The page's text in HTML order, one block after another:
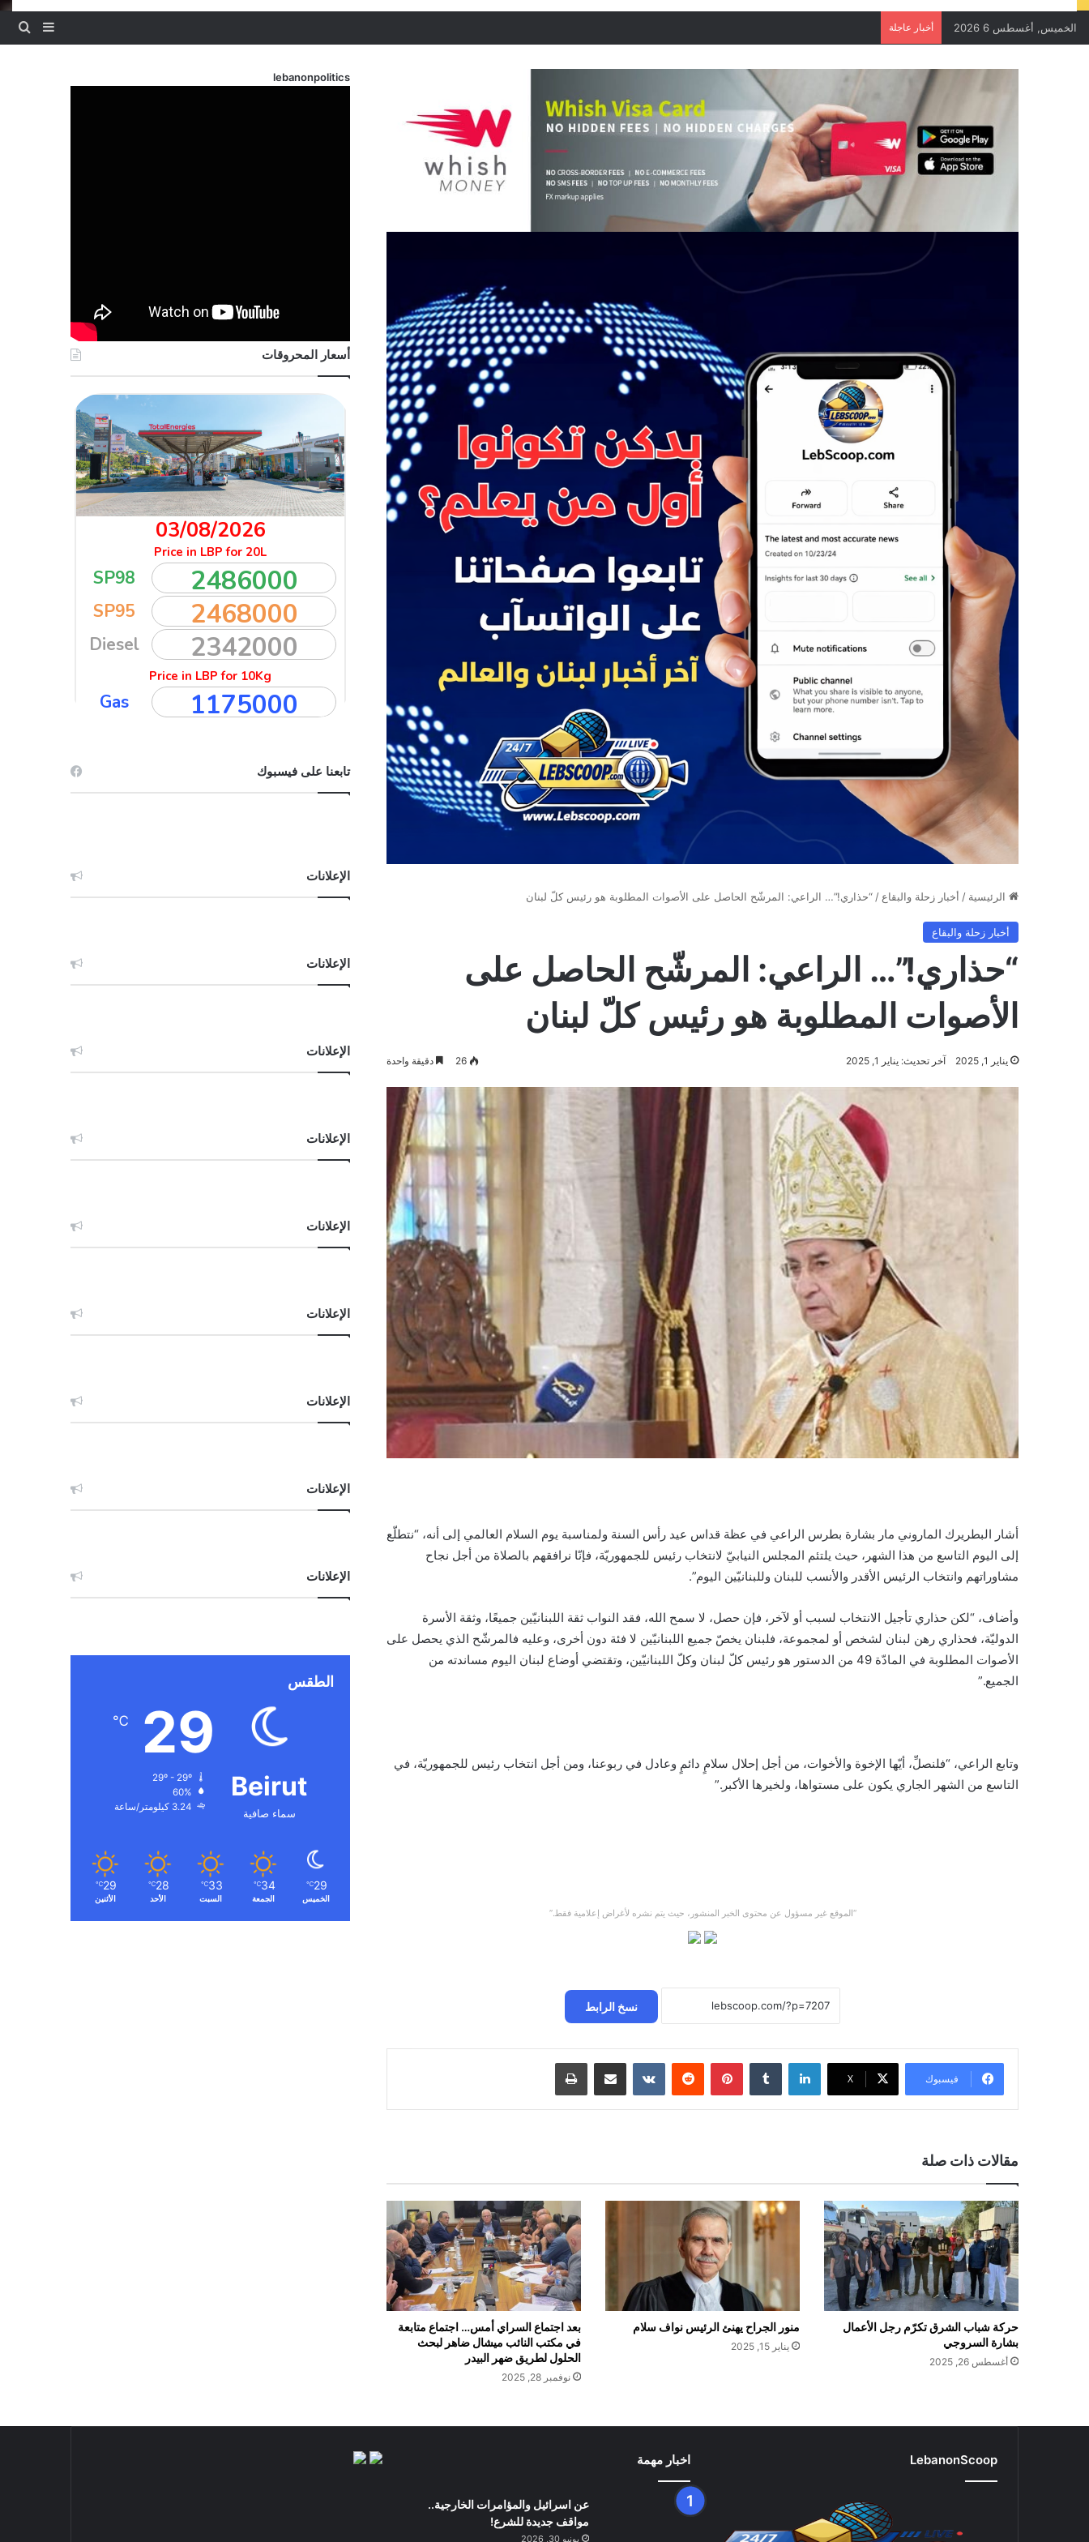
الخميس, أغسطس 6 2026 أخبار عاجلة إضافة
الرئيسية / أخبار زحلة والبقاع / “حذاري!”… الراعي: المرشّح الحاصل على الأصوات المطلوبة هو رئيس كلّ لبنان
أخبار زحلة والبقاع
“حذاري!”… الراعي: المرشّح الحاصل على
الأصوات المطلوبة هو رئيس كلّ لبنان
يناير 1, 2025 آخر تحديث: يناير 1, 2025 26 دقيقة واحدة
أشار البطريرك الماروني مار بشارة بطرس الراعي في عظة قداس عيد رأس السنة ولمناسبة يوم السلام العالمي إلى أنه، “نتطلّع
إلى اليوم التاسع من هذا الشهر، حيث يلتئم المجلس النيابيّ لانتخاب رئيس للجمهوريّة، فإنّا نرافقهم بالصلاة من أجل نجاح
مشاوراتهم وانتخاب الرئيس الأقدر والأنسب للبنان وللبنانيّين اليوم”.
وأضاف، “لكن حذاري تأجيل الانتخاب لسبب أو لآخر، فإن حصل، لا سمح الله، فقد النواب ثقة اللبنانيّين جميعًا، وثقة الأسرة
الدوليّة، فحذاري رهن لبنان لشخص أو لمجموعة، فلبنان يخصّ جميع اللبنانيّين لا فئة دون أخرى، وعليه فالمرشّح الذي يحصل على
الأصوات المطلوبة في المادّة 49 من الدستور هو رئيس كلّ لبنان وكلّ اللبنانيّين، وتقتضي أوضاع لبنان اليوم مساندته من
الجميع.”
وتابع الراعي، “فلنصلِّ، أيّها الإخوة والأخوات، من أجل إحلال سلامٍ دائمٍ وعادل في ربوعنا، ومن أجل انتخاب رئيس للجمهوريّة، في
التاسع من الشهر الجاري يكون على مستواها، ولخيرها الأكبر.”
“الموقع غير مسؤول عن محتوى الخبر المنشور، حيث يتم نشره لأغراض إعلامية فقط.”
نسخ الرابط
فيسبوك X
لينكدإن بينتيريست
مقالات ذات صلة
حركة شباب الشرق تكرّم رجل الأعمال
بشارة السروجي
أغسطس 26, 2025
منور الجراح يهنئ الرئيس نواف سلام
يناير 15, 2025
بعد اجتماع السراي أمس… اجتماع متابعة
في مكتب النائب ميشال ضاهر لبحث
الحلول لطريق ضهر البيدر
نوفمبر 28, 2025
lebanonpolitics
أسعار المحروقات
تابعنا على فيسبوك
الإعلانات
الإعلانات
الإعلانات
الإعلانات
الإعلانات
الإعلانات
الإعلانات
الإعلانات
الإعلانات
الطقس
Beirut
سماء صافية
29
℃
60%
3.24 كيلومتر/ساعة
29
℃
الخميس
34
℃
الجمعة
33
℃
السبت
28
℃
الأحد
29
℃
الأثنين
LebanonScoop اخبار مهمة
عن اسرائيل والمؤامرات الخارجية..
مواقف جديدة للشرع!
يونيو 30, 2026